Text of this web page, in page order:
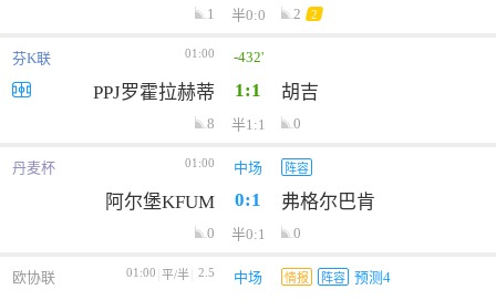
1 半0:0 2 2
芬K联 01:00 -432'
PPJ罗霍拉赫蒂 1:1 胡吉
8 半1:1 0
丹麦杯 01:00 中场 阵容
阿尔堡KFUM 0:1 弗格尔巴肯
0 半0:1 0
欧协联 01:00 平/半 2.5 中场 情报 阵容 预测4